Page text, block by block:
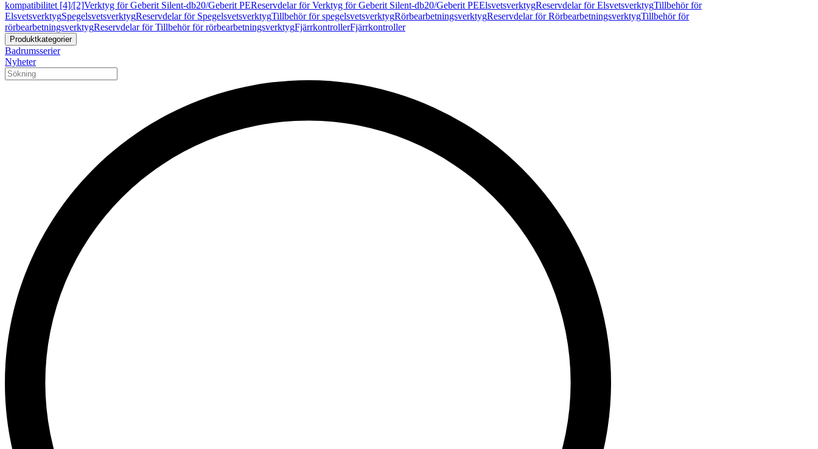
kompatibilitet [4]/[2]Verktyg för Geberit Silent-db20/Geberit PEReservdelar för Verktyg för Geberit Silent-db20/Geberit PEElsvetsverktygReservdelar för ElsvetsverktygTillbehör för
ElsvetsverktygSpegelsvetsverktygReservdelar för SpegelsvetsverktygTillbehör för spegelsvetsverktygRörbearbetningsverktygReservdelar för RörbearbetningsverktygTillbehör för
rörbearbetningsverktygReservdelar för Tillbehör för rörbearbetningsverktygFjärrkontrollerFjärrkontroller
Produktkategorier
Badrumsserier
Nyheter